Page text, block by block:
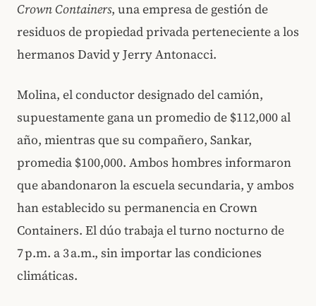
Crown Containers, una empresa de gestión de
residuos de propiedad privada perteneciente a los
hermanos David y Jerry Antonacci.
Molina, el conductor designado del camión,
supuestamente gana un promedio de $112,000 al
año, mientras que su compañero, Sankar,
promedia $100,000. Ambos hombres informaron
que abandonaron la escuela secundaria, y ambos
han establecido su permanencia en Crown
Containers. El dúo trabaja el turno nocturno de
7 p.m. a 3 a.m., sin importar las condiciones
climáticas.